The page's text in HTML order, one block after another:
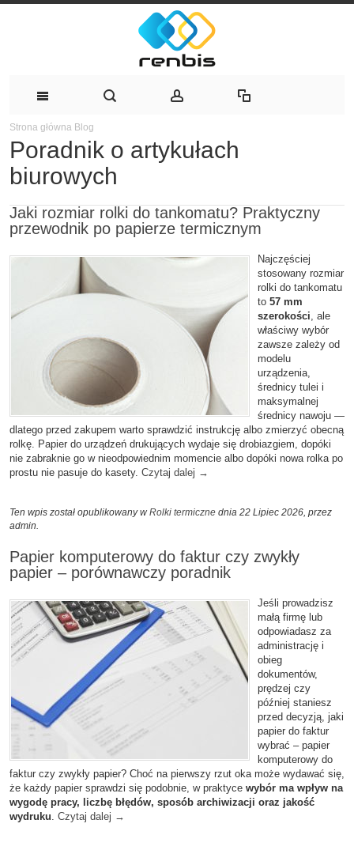
Strona główna Blog
Poradnik o artykułach
biurowych
Jaki rozmiar rolki do tankomatu? Praktyczny
przewodnik po papierze termicznym
Najczęściej
stosowany rozmiar
rolki do tankomatu
to 57 mm
szerokości, ale
właściwy wybór
zawsze zależy od
modelu
urządzenia,
średnicy tulei i
maksymalnej
średnicy nawoju —
dlatego przed zakupem warto sprawdzić instrukcję albo zmierzyć obecną
rolkę. Papier do urządzeń drukujących wydaje się drobiazgiem, dopóki
nie zabraknie go w nieodpowiednim momencie albo dopóki nowa rolka po
prostu nie pasuje do kasety. Czytaj dalej →
Ten wpis został opublikowany w Rolki termiczne dnia 22 Lipiec 2026, przez
admin.
Papier komputerowy do faktur czy zwykły
papier – porównawczy poradnik
Jeśli prowadzisz
małą firmę lub
odpowiadasz za
administrację i
obieg
dokumentów,
prędzej czy
później staniesz
przed decyzją, jaki
papier do faktur
wybrać – papier
komputerowy do
faktur czy zwykły papier? Choć na pierwszy rzut oka może wydawać się,
że każdy papier sprawdzi się podobnie, w praktyce wybór ma wpływ na
wygodę pracy, liczbę błędów, sposób archiwizacji oraz jakość
wydruku. Czytaj dalej →